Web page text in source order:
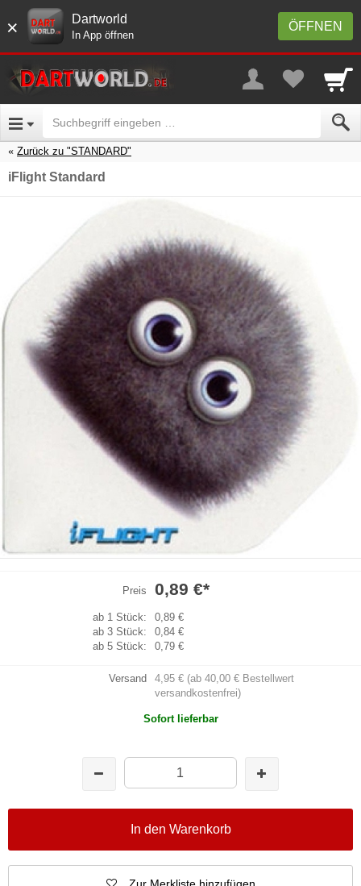
× ÖFFNEN
Dartworld
In App öffnen
Zurück zu "STANDARD"
iFlight Standard
Preis 0,89 €*
ab 1 Stück:
0,89 €
ab 3 Stück:
0,84 €
ab 5 Stück:
0,79 €
Versand
4,95 € (ab 40,00 € Bestellwert
versandkostenfrei)
Sofort lieferbar
In den Warenkorb
Zur Merkliste hinzufügen